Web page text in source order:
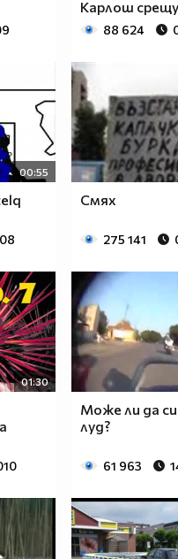
Карлош
88 624
00:55
Смях
275 141
01:30
Може ли да
луд?
61 963